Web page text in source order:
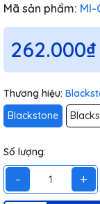
Mã sản phẩm: MI-
262.000₫
Thương hiệu:
Blackstone
Số lượng:
- +